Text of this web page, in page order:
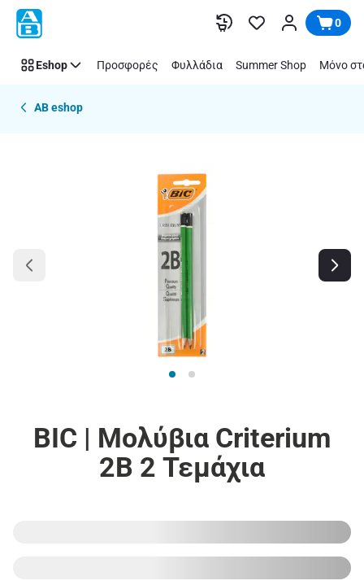
Παράλειψη 0
Eshop Προσφορές Φυλλάδια Summer Shop Μόνο
AB eshop
BIC | Μολύβια Criterium
2B 2 Τεμάχια